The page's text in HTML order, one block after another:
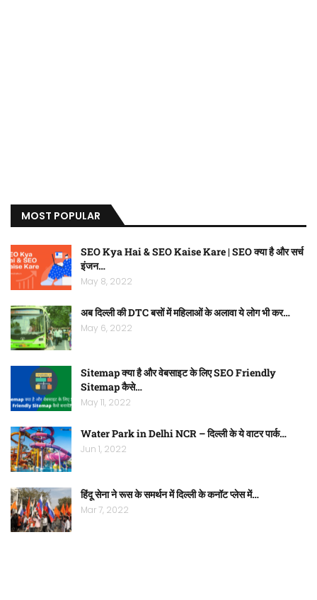
MOST POPULAR
SEO Kya Hai & SEO Kaise Kare | SEO क्या है और सर्च
इंजन…
May 8, 2022
अब दिल्ली की DTC बसों में महिलाओं के अलावा ये लोग भी कर…
May 6, 2022
Sitemap क्या है और वेबसाइट के लिए SEO Friendly
Sitemap कैसे…
May 11, 2022
Water Park in Delhi NCR – दिल्ली के ये वाटर पार्क…
Jun 1, 2022
हिंदू सेना ने रूस के समर्थन में दिल्ली के कनॉट प्लेस में…
Mar 7, 2022